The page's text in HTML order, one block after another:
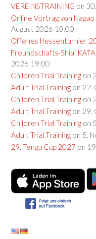
VEREINSTRAINING on
Online Vortrag von Nagao
August 2026 10:00
Offenes Hessenturnier
Freundschafts-Shiai
2026 19:00
Children Trial Training on
Adult Trial Training on 22.
Children Trial Training on
Adult Trial Training on 29.
Children Trial Training on
Adult Trial Training on 5.
29. Tengu Cup 2027 on